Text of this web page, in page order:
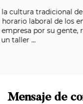
el
Las fachadas
aluminio y los
calidad han
clientes ahora
Mensaje de